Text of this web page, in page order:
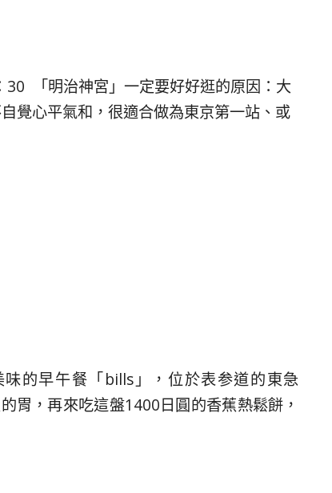
「明治神宮」一定要好好逛的原因：大
覺心平氣和，很適合做為東京第一站、或
的早午餐「bills」，位於表参道的東急
胃，再來吃這盤1400日圓的香蕉熱鬆餅，